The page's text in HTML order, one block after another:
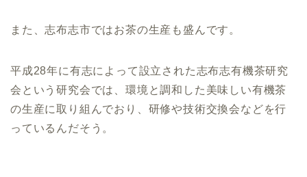
また、志布志市ではお茶の生産も盛んです。
平成28年に有志によって設立された志布志有機茶研究
会という研究会では、環境と調和した美味しい有機茶
の生産に取り組んでおり、研修や技術交換会などを行
っているんだそう。